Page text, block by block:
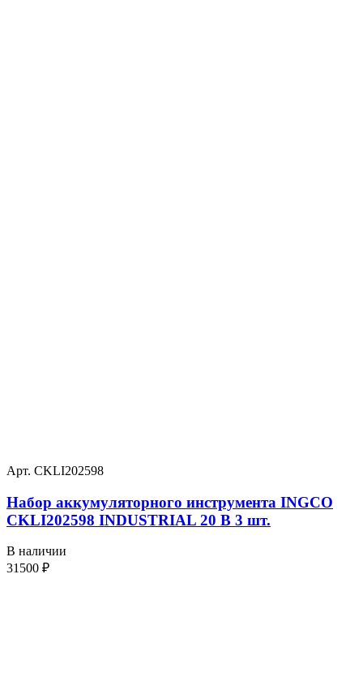
Арт. CKLI202598
Набор аккумуляторного инструмента INGCO
CKLI202598 INDUSTRIAL 20 В 3 шт.
В наличии
31500 ₽